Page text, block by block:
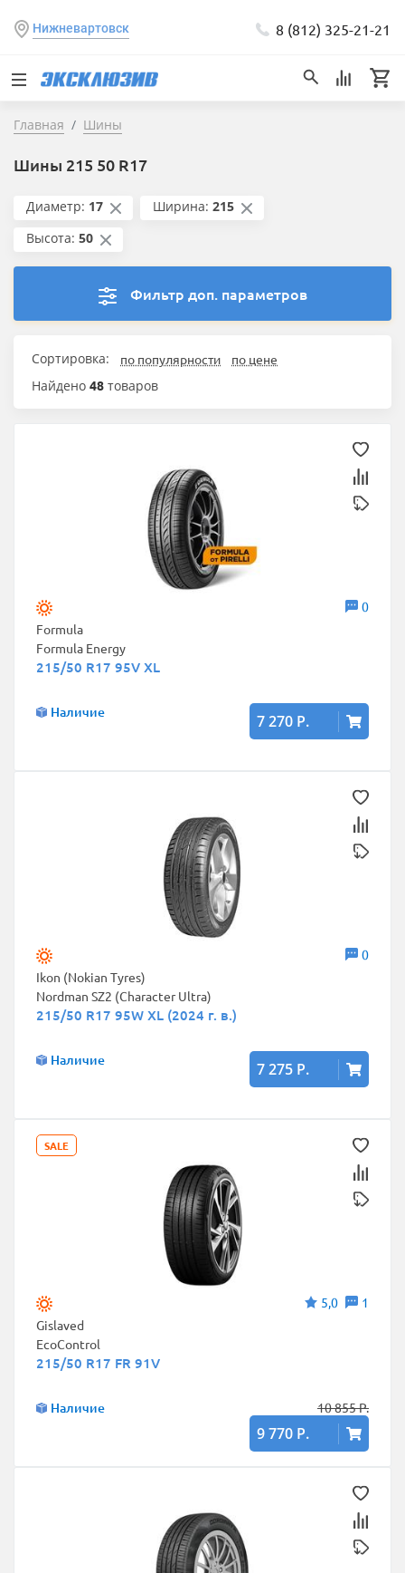
Нижневартовск 8 (812) 325-21-21
Главная Шины
Шины 215 50 R17
Диаметр: 17 Ширина: 215
Высота: 50
Фильтр доп. параметров
Сортировка: по популярности по цене
Найдено 48 товаров
0
Formula
Formula Energy
215/50 R17 95V XL
Наличие 7 270 Р.
0
Ikon (Nokian Tyres)
Nordman SZ2 (Character Ultra)
215/50 R17 95W XL (2024 г. в.)
Наличие 7 275 Р.
SALE
5,0
1
Gislaved
EcoControl
215/50 R17 FR 91V
Наличие 10 855 Р.
9 770 Р.